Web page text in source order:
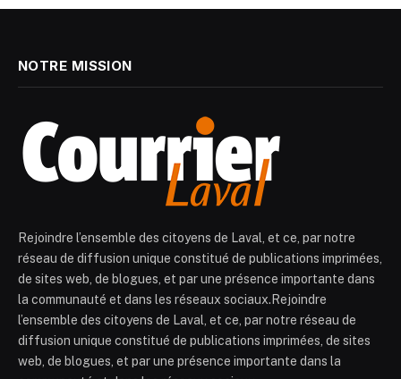
NOTRE MISSION
Rejoindre l’ensemble des citoyens de Laval, et ce, par notre
réseau de diffusion unique constitué de publications imprimées,
de sites web, de blogues, et par une présence importante dans
la communauté et dans les réseaux sociaux.Rejoindre
l’ensemble des citoyens de Laval, et ce, par notre réseau de
diffusion unique constitué de publications imprimées, de sites
web, de blogues, et par une présence importante dans la